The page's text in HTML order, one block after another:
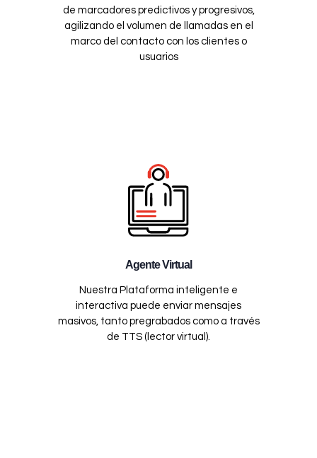
de marcadores predictivos y progresivos,
agilizando el volumen de llamadas en el
marco del contacto con los clientes o
usuarios
Agente Virtual
Nuestra Plataforma inteligente e
interactiva puede enviar mensajes
masivos, tanto pregrabados como a través
de TTS (lector virtual).